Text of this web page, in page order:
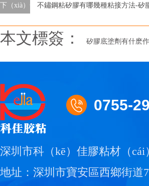
下（xià）一條不鏽鋼粘矽膠有哪幾種粘接方法-矽
本文標簽： 矽膠底塗劑有什麽
0755-
深圳市科（kē）佳膠粘材（cái
地址：深圳市寶安區西鄉街道